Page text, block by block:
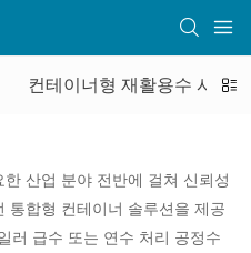
컨테이너형 재활용수 시스템
산업 분야 전반에 걸쳐 신뢰성
통합형 컨테이너 솔루션을 제공
러 급수 또는 연수 처리 공정수